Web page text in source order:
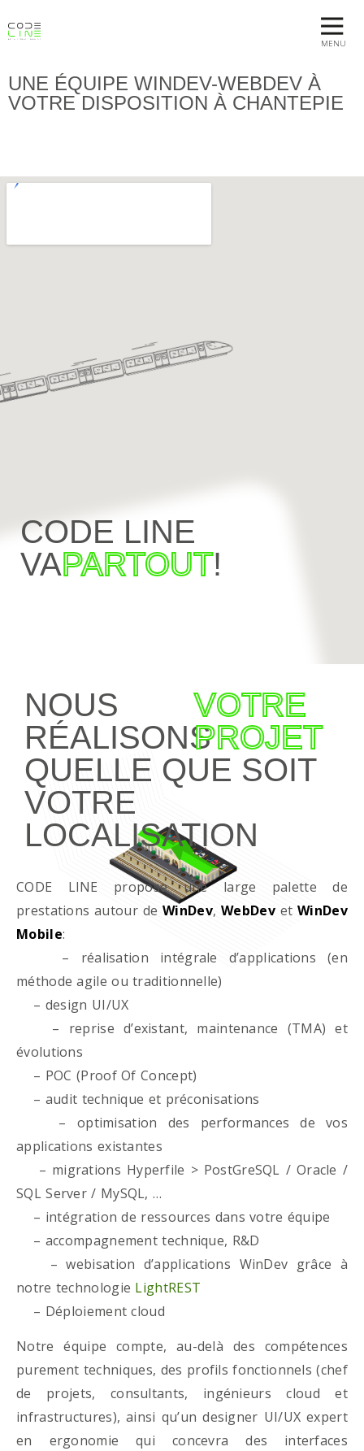
MENU
UNE ÉQUIPE WINDEV-WEBDEV À
VOTRE DISPOSITION À CHANTEPIE
CODE LINE
VAPARTOUT!
NOUS
RÉALISONS
VOTRE
PROJET
QUELLE QUE SOIT
VOTRE
LOCALISATION
CODE LINE propose une large palette de
prestations autour deWinDev,WebDevet WinDev
Mobile:
– réalisation intégrale d’applications (en
méthode agile ou traditionnelle)
– design UI/UX
– reprise d’existant, maintenance (TMA) et
évolutions
– POC (Proof Of Concept)
– audit technique et préconisations
– optimisation des performances de vos
applications existantes
– migrations Hyperfile > PostGreSQL / Oracle /
SQL Server / MySQL, …
– intégration de ressources dans votre équipe
– accompagnement technique, R&D
– webisation d’applications WinDev grâce à
notre technologie LightREST
– Déploiement cloud
Notre équipe compte, au-delà des compétences
purement techniques, des profils fonctionnels (chef
de projets, consultants, ingénieurs cloud et
infrastructures), ainsi qu’un designer UI/UX expert
en ergonomie qui concevra des interfaces